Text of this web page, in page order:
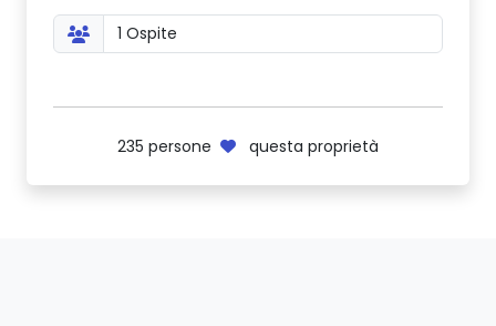
235 persone questa proprietà